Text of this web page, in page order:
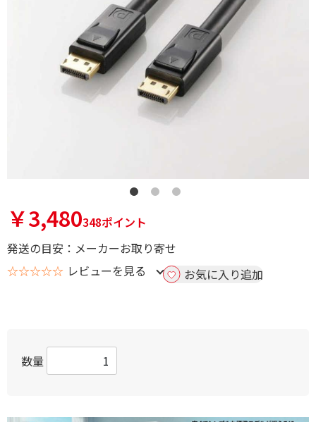
￥3,480348ポイント
発送の目安：メーカーお取り寄せ
☆☆☆☆☆ レビューを見る お気に入り追加
数量